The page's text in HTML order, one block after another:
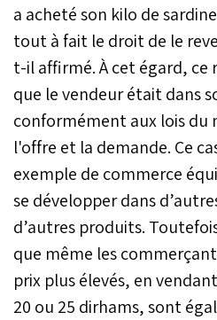
a acheté son kilo de
tout à fait le droit de le
t-il affirmé. À cet égard, ce
que le vendeur était dans
conformément aux lois du
l'offre et la demande. Ce
exemple de commerce
se développer dans
d’autres produits.
que même les
prix plus élevés, en
20 ou 25 dirhams, sont